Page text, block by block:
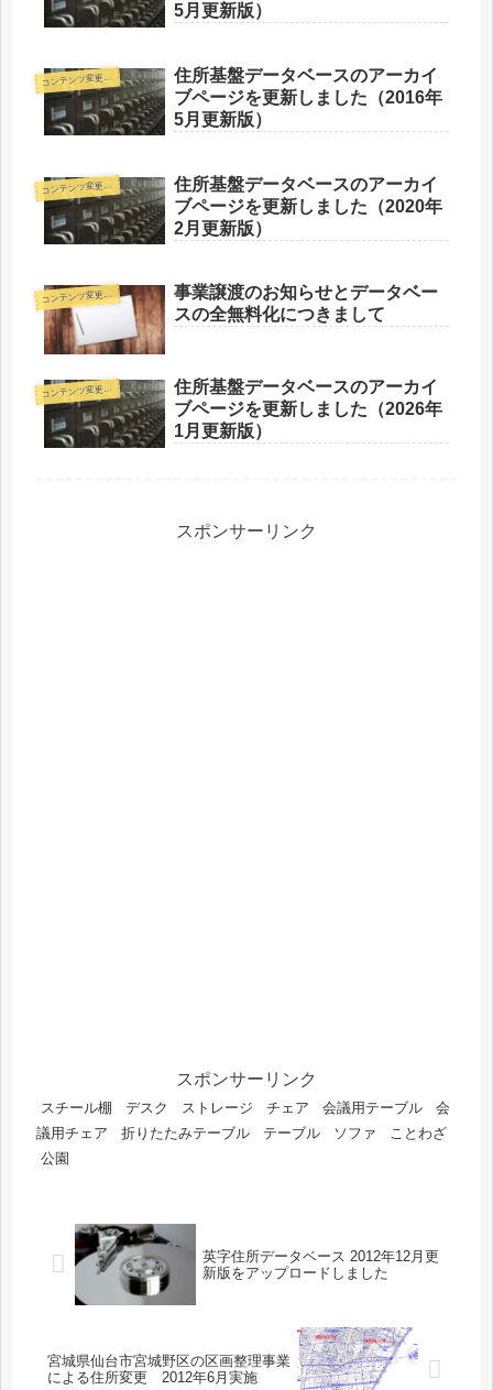
5月更新版）
コ
ンテンツ変更情報
住所基盤データベースのアーカイ
ブページを更新しました（2016年
5月更新版）
コ
ンテンツ変更情報
住所基盤データベースのアーカイ
ブページを更新しました（2020年
2月更新版）
コ
ンテンツ変更情報
事業譲渡のお知らせとデータベー
スの全無料化につきまして
コ
ンテンツ変更情報
住所基盤データベースのアーカイ
ブページを更新しました（2026年
1月更新版）
スポンサーリンク
スポンサーリンク
スチール棚 デスク ストレージ チェア 会議用テーブル
会
議用チェア
折りたたみテーブル テーブル ソファ
ことわざ
公園
英字住所データベース 2012年12月更
新版をアップロードしました
宮城県仙台市宮城野区の区画整理事業
による住所変更 2012年6月実施